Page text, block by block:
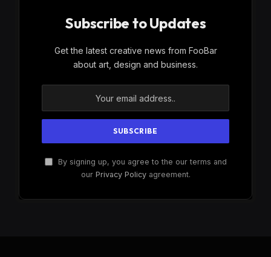
Subscribe to Updates
Get the latest creative news from FooBar
about art, design and business.
By signing up, you agree to the our terms and
our Privacy Policyagreement.